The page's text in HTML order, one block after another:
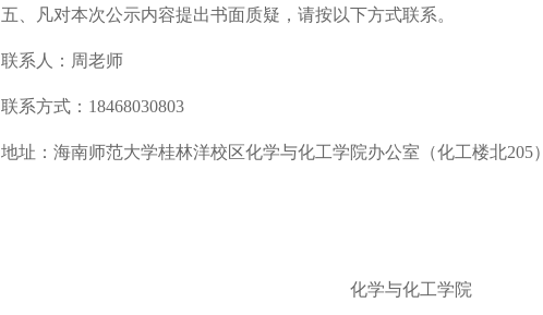
五、 凡对本次公示内容提出书面质疑 ，请按以下方式联系。
联系人：周老师
联系方式： 18468030803
地址：海南师范大学桂林洋校区化学与化工学院办公室（化工楼北205）
化学与化工学院